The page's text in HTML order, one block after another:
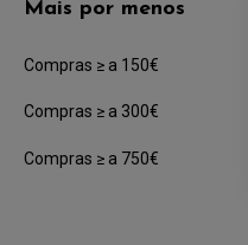
Mais por menos
Compras ≥ a 150€
Compras ≥ a 300€
Compras ≥ a 750€